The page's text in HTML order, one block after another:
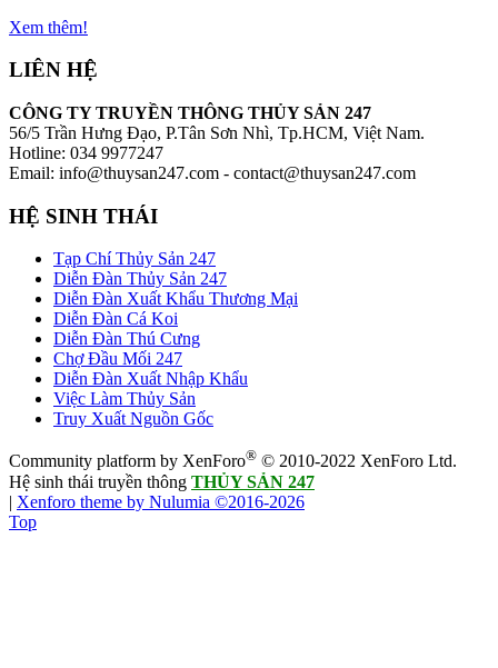
Xem thêm!
LIÊN HỆ
CÔNG TY TRUYỀN THÔNG THỦY SẢN 247
56/5 Trần Hưng Đạo, P.Tân Sơn Nhì, Tp.HCM, Việt Nam.
Hotline: 034 9977247
Email: info@thuysan247.com - contact@thuysan247.com
HỆ SINH THÁI
Tạp Chí Thủy Sản 247
Diễn Đàn Thủy Sản 247
Diễn Đàn Xuất Khẩu Thương Mại
Diễn Đàn Cá Koi
Diễn Đàn Thú Cưng
Chợ Đầu Mối 247
Diễn Đàn Xuất Nhập Khẩu
Việc Làm Thủy Sản
Truy Xuất Nguồn Gốc
Community platform by XenForo® © 2010-2022 XenForo Ltd.
Hệ sinh thái truyền thông THỦY SẢN 247
| Xenforo theme by Nulumia ©2016-2026
Top